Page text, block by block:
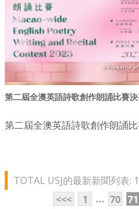
第二屆全澳英語詩歌創作朗誦比賽
第二屆全澳英語詩歌創作朗誦
TOTAL USJ的最新新聞列表:
<<<
1 ... 70 71